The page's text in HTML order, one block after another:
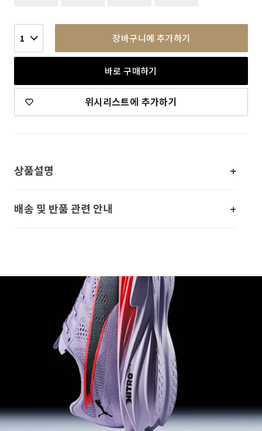
1 장바구니에 추가하기
바로 구매하기
위시리스트에 추가하기
상품설명
배송 및 반품 관련 안내